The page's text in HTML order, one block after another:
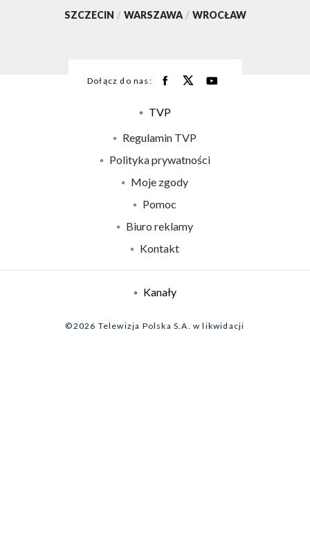
SZCZECIN / WARSZAWA / WROCŁAW
Dołącz do nas:
TVP
Centrum informacji TVP
Naziemna Telewizja Cyfrowa
System NOS
Regulamin TVP
Polityka prywatności
Moje zgody
Pomoc
Biuro reklamy
Kontakt
Kanały
©2026 Telewizja Polska S.A. w likwidacji